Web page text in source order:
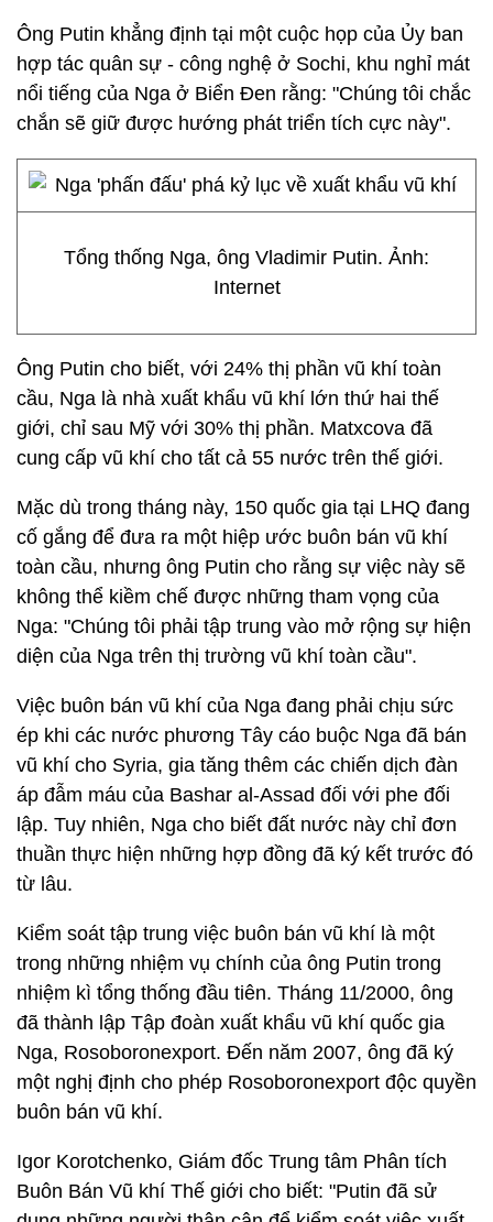
Ông Putin khẳng định tại một cuộc họp của Ủy ban
hợp tác quân sự - công nghệ ở Sochi, khu nghỉ mát
nổi tiếng của Nga ở Biển Đen rằng: "Chúng tôi chắc
chắn sẽ giữ được hướng phát triển tích cực này".
Tổng thống Nga, ông Vladimir Putin. Ảnh:
Internet
Ông Putin cho biết, với 24% thị phần vũ khí toàn
cầu, Nga là nhà xuất khẩu vũ khí lớn thứ hai thế
giới, chỉ sau Mỹ với 30% thị phần. Matxcova đã
cung cấp vũ khí cho tất cả 55 nước trên thế giới.
Mặc dù trong tháng này, 150 quốc gia tại LHQ đang
cố gắng để đưa ra một hiệp ước buôn bán vũ khí
toàn cầu, nhưng ông Putin cho rằng sự việc này sẽ
không thể kiềm chế được những tham vọng của
Nga: "Chúng tôi phải tập trung vào mở rộng sự hiện
diện của Nga trên thị trường vũ khí toàn cầu".
Việc buôn bán vũ khí của Nga đang phải chịu sức
ép khi các nước phương Tây cáo buộc Nga đã bán
vũ khí cho Syria, gia tăng thêm các chiến dịch đàn
áp đẫm máu của Bashar al-Assad đối với phe đối
lập. Tuy nhiên, Nga cho biết đất nước này chỉ đơn
thuần thực hiện những hợp đồng đã ký kết trước đó
từ lâu.
Kiểm soát tập trung việc buôn bán vũ khí là một
trong những nhiệm vụ chính của ông Putin trong
nhiệm kì tổng thống đầu tiên. Tháng 11/2000, ông
đã thành lập Tập đoàn xuất khẩu vũ khí quốc gia
Nga, Rosoboronexport. Đến năm 2007, ông đã ký
một nghị định cho phép Rosoboronexport độc quyền
buôn bán vũ khí.
Igor Korotchenko, Giám đốc Trung tâm Phân tích
Buôn Bán Vũ khí Thế giới cho biết: "Putin đã sử